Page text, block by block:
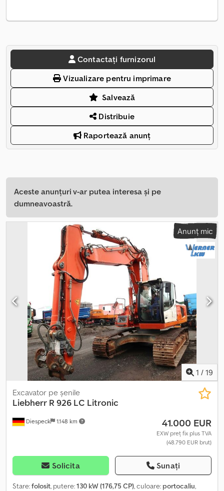
Contactați furnizorul
Vizualizare pentru imprimare
Salvează
Distribuie
Raportează anunț
Aceste anunțuri v-ar putea interesa și pe
dumneavoastră.
Anunț mic
1 / 19
Diespeck 1.148 km
Excavator pe șenile
Liebherr R 926 LC Litronic
41.000 EUR
EXW preț fix plus TVA
(48.790 EUR brut)
Solicita Sunați
Stare:folosit, putere:130 kW (176,75 CP), culoare: portocaliu,